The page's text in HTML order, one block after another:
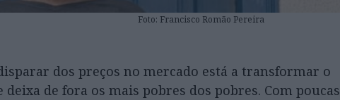
Foto: Francisco Romão Pereira
dos preços no mercado está a transformar o
de fora os mais pobres dos pobres. Com poucas